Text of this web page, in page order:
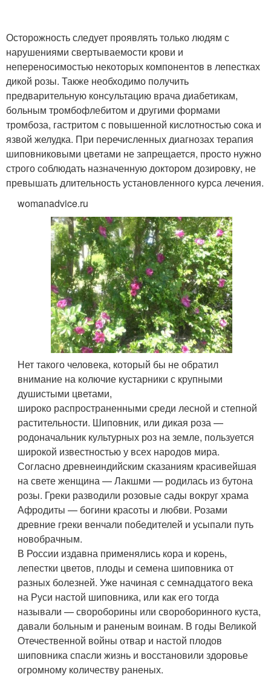
Осторожность следует проявлять только людям с
нарушениями свертываемости крови и
непереносимостью некоторых компонентов в лепестках
дикой розы. Также необходимо получить
предварительную консультацию врача диабетикам,
больным тромбофлебитом и другими формами
тромбоза, гастритом с повышенной кислотностью сока и
язвой желудка. При перечисленных диагнозах терапия
шиповниковыми цветами не запрещается, просто нужно
строго соблюдать назначенную доктором дозировку, не
превышать длительность установленного курса лечения.
womanadvice.ru
Нет такого человека, который бы не обратил
внимание на колючие кустарники с крупными
душистыми цветами,
широко распространенными среди лесной и степной
растительности. Шиповник, или дикая роза —
родоначальник культурных роз на земле, пользуется
широкой известностью у всех народов мира.
Согласно древнеиндийским сказаниям красивейшая
на свете женщина — Лакшми — родилась из бутона
розы. Греки разводили розовые сады вокруг храма
Афродиты — богини красоты и любви. Розами
древние греки венчали победителей и усыпали путь
новобрачным.
В России издавна применялись кора и корень,
лепестки цветов, плоды и семена шиповника от
разных болезней. Уже начиная с семнадцатого века
на Руси настой шиповника, или как его тогда
называли — свороборины или свороборинного куста,
давали больным и раненым воинам. В годы Великой
Отечественной войны отвар и настой плодов
шиповника спасли жизнь и восстановили здоровье
огромному количеству раненых.